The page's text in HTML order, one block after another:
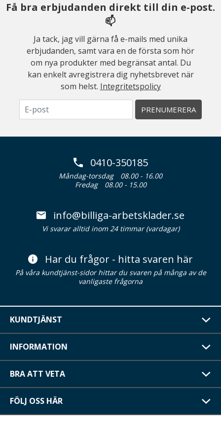
Få bra erbjudanden direkt till din e-post.
📫
Ja tack, jag vill gärna få e-mails med unika
erbjudanden, samt vara en de första som hör
om nya produkter med begränsat antal. Du
kan enkelt avregistrera dig nyhetsbrevet när
som helst. Integritetspolicy
PRENUMERERA
0410-350185
Måndag-torsdag
08.00 - 16.00
Fredag
08.00 - 15.00
info@billiga-arbetsklader.se
Vi svarar alltid inom 24 timmar (vardagar)
Har du frågor - hitta svaren här
På våra kundtjänst-sidor hittar du svaren på många av de
vanligaste frågorna
KUNDTJÄNST
INFORMATION
BRA ATT VETA
FÖLJ OSS HÄR